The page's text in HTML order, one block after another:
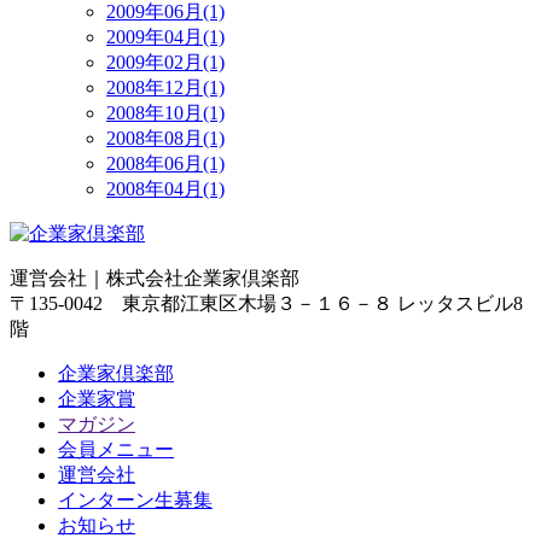
2009年06月(1)
2009年04月(1)
2009年02月(1)
2008年12月(1)
2008年10月(1)
2008年08月(1)
2008年06月(1)
2008年04月(1)
運営会社｜ 株式会社企業家倶楽部
〒135-0042 東京都江東区木場３－１６－８ レッタスビル8
階
企業家倶楽部
企業家賞
マガジン
会員メニュー
運営会社
インターン生募集
お知らせ